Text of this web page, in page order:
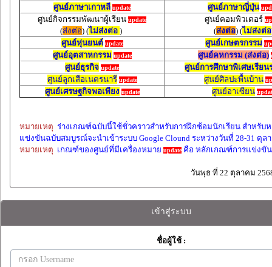
ศูนย์ภาษาเกาหลี update ศูนย์ภาษาญี่ปุ่น
ศูนย์กิจกรรมพัฒนาผู้เรียน update
(ส่งต่อ) (ไม่ส่งต่อ )
ศูนย์คอมพิวเตอร์
(ส่งต่อ) (ไม่ส่งต่อ
ศูนย์หุ่นยนต์ update ศูนย์เกษตรกรรม
ศูนย์อุตสาหกรรม update ศูนย์คหกรรม (ส่งต่อ)
ศูนย์ธุรกิจ update
ศูนย์การศึกษาพิเศษเรียน
ศูนย์ลูกเสือเนตรนารี update ศูนย์ศิลปะพื้นบ้าน
ศูนย์เศรษฐกิจพอเพียง update ศูนย์อาเซียน
หมายเหตุ ร่างเกณฑ์ฉบับนี้ใช้ชั่วคราวสำหรับการฝึกซ้อมนักเรียน สำหรับ
แข่งขันฉบับสมบูรณ์จะนำเข้าระบบ Google Clound ระหว่างวันที่ 28-31 ตุล
หมายเหตุ เกณฑ์ของศูนย์ที่มีเครื่องหมาย update คือ หลักเกณฑ์การแข่งขั
วันพุธ ที่ 22 ตุลาคม
เข้าสู่ระบบ
ชื่อผู้ใช้ :